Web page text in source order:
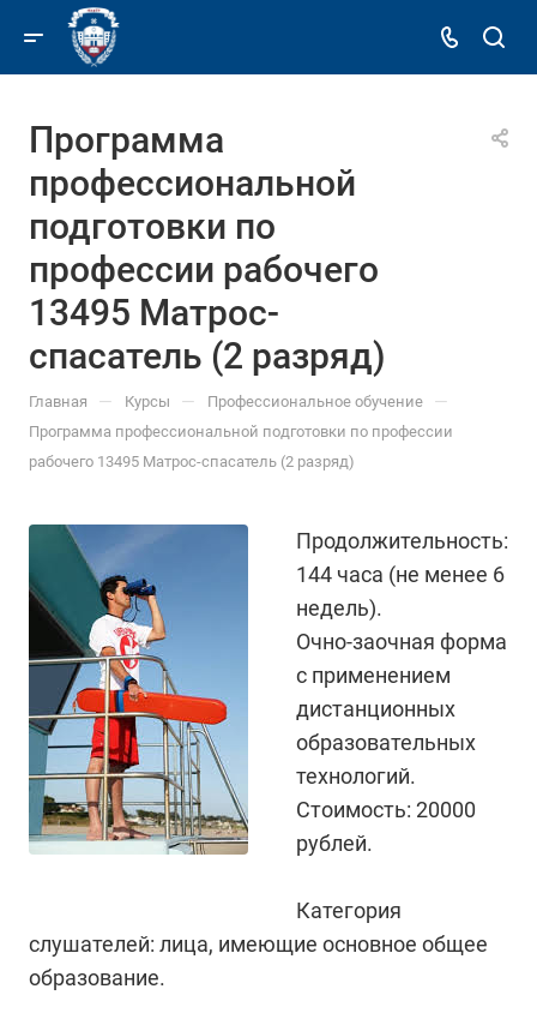
Программа
профессиональной
подготовки по
профессии рабочего
13495 Матрос-
спасатель (2 разряд)
Главная — Курсы — Профессиональное обучение —
Программа профессиональной подготовки по профессии
рабочего 13495 Матрос-спасатель (2 разряд)
Продолжительность:
144 часа (не менее 6
недель).
Очно-заочная форма
с применением
дистанционных
образовательных
технологий.
Стоимость: 20000
рублей.
Категория
слушателей: лица, имеющие основное общее
образование.